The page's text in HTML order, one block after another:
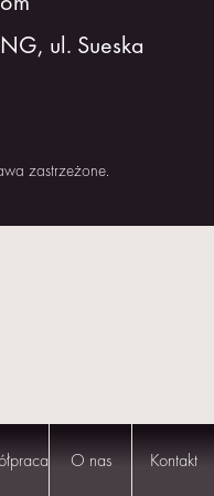
O nas Kontakt
ul. Sueska
zastrzeżone.